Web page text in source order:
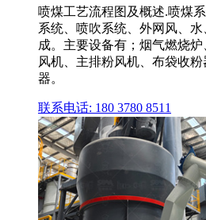
喷煤工艺流程图及概述.喷煤
系统、喷吹系统、外网风、
成。主要设备有；烟气燃烧炉
风机、主排粉风机、布袋收
器。
联系电话: 180 3780 8511